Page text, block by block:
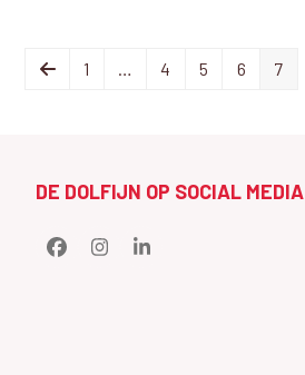
Previous
Page
1 … Page
4 Page
5 Page
6 Page
7
DE DOLFIJN OP SOCIAL MEDIA
FacebookInstagramLinkedIn